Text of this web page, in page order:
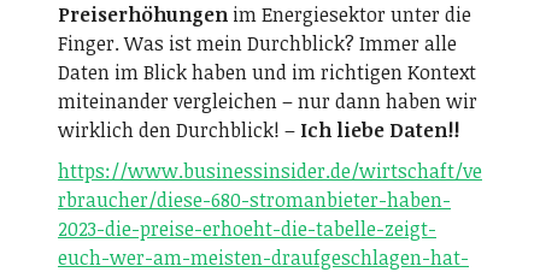
Preiserhöhungen im Energiesektor unter die
Finger. Was ist mein Durchblick? Immer alle
Daten im Blick haben und im richtigen Kontext
miteinander vergleichen – nur dann haben wir
wirklich den Durchblick! – Ich liebe Daten!!
https://www.businessinsider.de/wirtschaft/ve
rbraucher/diese-680-stromanbieter-haben-
2023-die-preise-erhoeht-die-tabelle-zeigt-
euch-wer-am-meisten-draufgeschlagen-hat-